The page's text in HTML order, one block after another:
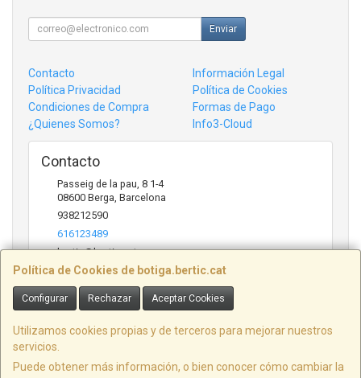
Política de Cookies de botiga.bertic.cat
Configurar Rechazar Aceptar Cookies
Utilizamos cookies propias y de terceros para mejorar nuestros
servicios.
Puede obtener más información, o bien conocer cómo cambiar la
Enviar
Contacto
Información Legal
Política Privacidad
Política de Cookies
Condiciones de Compra
Formas de Pago
¿Quienes Somos?
Info3-Cloud
Contacto
Passeig de la pau, 8 1-4
08600 Berga Barcelona
938212590
616123489
bertic@bertic.cat
Horario
Lunes a Viernes (9h-14h | 15h-18h)